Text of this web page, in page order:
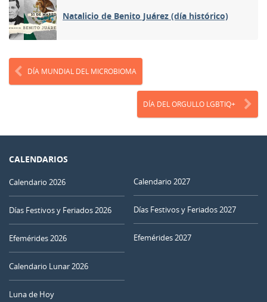
Natalicio de Benito Juárez (día histórico)
DÍA MUNDIAL DEL MICROBIOMA
DÍA DEL ORGULLO LGBTIQ+
CALENDARIOS
Calendario 2026
Días Festivos y Feriados 2026
Efemérides 2026
Calendario Lunar 2026
Luna de Hoy
Calendario 2027
Días Festivos y Feriados 2027
Efemérides 2027